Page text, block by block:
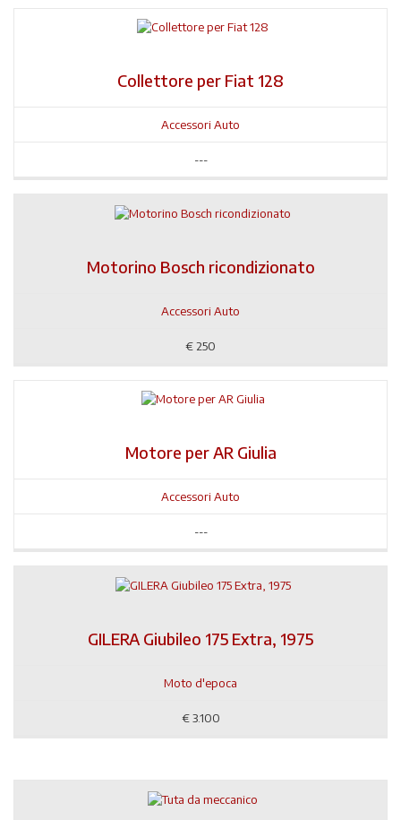
Collettore per Fiat 128
Accessori Auto
---
Motorino Bosch ricondizionato
Accessori Auto
€250
Motore per AR Giulia
Accessori Auto
---
GILERA Giubileo 175 Extra, 1975
Moto d'epoca
€ 3.100